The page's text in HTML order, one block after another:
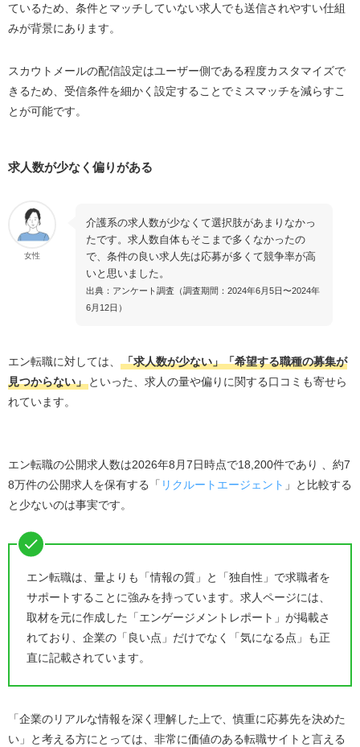
ているため、条件とマッチしていない求人でも送信されやすい仕組
みが背景にあります。
スカウトメールの配信設定はユーザー側である程度カスタマイズで
きるため、受信条件を細かく設定することでミスマッチを減らすこ
とが可能です。
求人数が少なく偏りがある
女性
介護系の求人数が少なくて選択肢があまりなかっ
たです。求人数自体もそこまで多くなかったの
で、条件の良い求人先は応募が多くて競争率が高
いと思いました。
出典：アンケート調査（調査期間：2024年6月5日〜2024年
6月12日）
エン転職に対しては、
「求人数が少ない」「希望する職種の募集が
見つからない」といった、求人の量や偏りに関する口コミも寄せら
れています。
エン転職の公開求人数は2026年8月7日時点で18,200件であり 、約7
8万件の公開求人を保有する「 リクルートエージェント 」と比較する
と少ないのは事実です。
エン転職は、量よりも「情報の質」と「独自性」で求職者を
サポートすることに強みを持っています。求人ページには、
取材を元に作成した「エンゲージメントレポート」が掲載さ
れており、企業の「良い点」だけでなく「気になる点」も正
直に記載されています。
「企業のリアルな情報を深く理解した上で、慎重に応募先を決めた
い」と考える方にとっては、非常に価値のある転職サイトと言える